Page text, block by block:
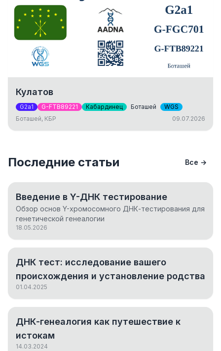
Кулатов
G2a1 G-FTB89221 Кабардинец Боташей
WGS
Боташей, КБР
09.07.2026
Последние статьи Все →
Введение в Y-ДНК тестирование
Обзор основ Y-хромосомного ДНК-тестирования для
генетической генеалогии
18.05.2026
ДНК тест: исследование вашего
происхождения и установление родства
01.04.2025
ДНК-генеалогия как путешествие к
истокам
14.03.2024